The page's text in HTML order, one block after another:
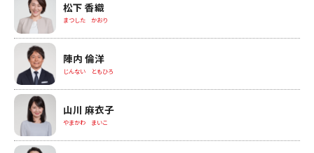
松下 香織
まつした かおり
陣内 倫洋
じんない ともひろ
山川 麻衣子
やまかわ まいこ